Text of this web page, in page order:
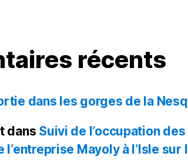
récents
dans les gorges de la
dans Suivi de l’occupation
l’entreprise Mayoly à l’Isle sur